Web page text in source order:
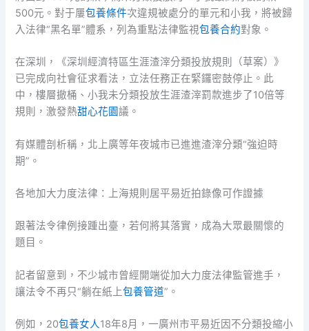
500元。對于屢包養條件次違規被處分的單元和小我，將被歸
入法律“黑名單”體系，列為重點法律監視包養合約對象。
在深圳，《深圳經濟特區生涯渣滓分類投放規則（草案）》
已完成向社會征求看法，立法任務正在緊鑼密鼓停止。此
中，樓層撤桶、小我未分類投放生涯渣滓罰款進步了10倍等
規則，激發熱甜心花園議。
有媒體剖析稱，北上廣等年夜城市已進進渣滓分類“強迫時
期”。
各地加大力度法律：上海規則居平易近拍錄像可作證據
跟著法令律例接踵出臺，若何將其落實，成為大眾最關懷的
題目。
記者留意到，不少城市曾經開端從加大力度法律監管進手，
讓法令不再只“躺在紙上包養管道”。
例如，20包養女人18年8月，一廣州市平易近因不分類投縮小